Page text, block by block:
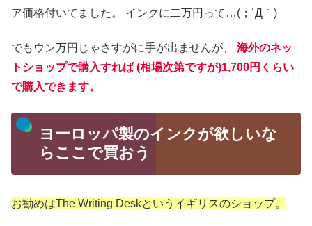
ア価格付いてました。
インクに二万円って…(；´Д｀)
でもウン万円じゃさすがに手が出ませんが、
海外のネッ
トショップで購入すれば(相場次第ですが)1,700円くらい
で購入できます。
ヨーロッパ製のインクが欲しいな
らここで買おう
お勧めはThe Writing Deskというイギリスのショップ。